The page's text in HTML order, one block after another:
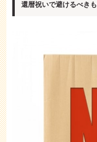
還暦祝いで避けるべき